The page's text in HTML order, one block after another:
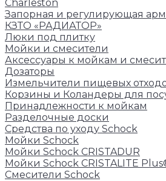
Charleston
Запорная и регулирующая
КЗТО «РАДИАТОР»
Люки под плитку
Мойки и смесители
Аксессуары к мойкам и
Дозаторы
Измельчители пищевых
Корзины и Коландеры для
Принадлежности к мойкам
Разделочные доски
Средства по уходу Schock
Мойки Schock
Мойки Schock CRISTADUR
Мойки Schock CRISTALITE
Смесители Schock